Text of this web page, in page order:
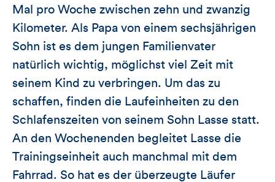
Mal pro Woche zwischen zehn und zwanzig
Kilometer. Als Papa von einem sechsjährigen
Sohn ist es dem jungen Familienvater
natürlich wichtig, möglichst viel Zeit mit
seinem Kind zu verbringen. Um das zu
schaffen, finden die Laufeinheiten zu den
Schlafenszeiten von seinem Sohn Lasse statt.
An den Wochenenden begleitet Lasse die
Trainingseinheit auch manchmal mit dem
Fahrrad. So hat es der überzeugte Läufer